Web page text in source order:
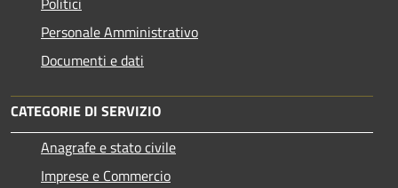
Personale Amministrativo
Documenti e dati
CATEGORIE DI SERVIZIO
Anagrafe e stato civile
Imprese e Commercio